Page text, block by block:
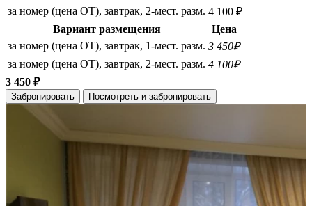
за номер (цена ОТ), завтрак, 2-мест. разм. 4 100 ₽
Вариант размещения
Цена
за номер (цена ОТ), завтрак, 1-мест. разм. 3 450₽
за номер (цена ОТ), завтрак, 2-мест. разм. 4 100₽
3 450 ₽
Забронировать Посмотреть и забронировать